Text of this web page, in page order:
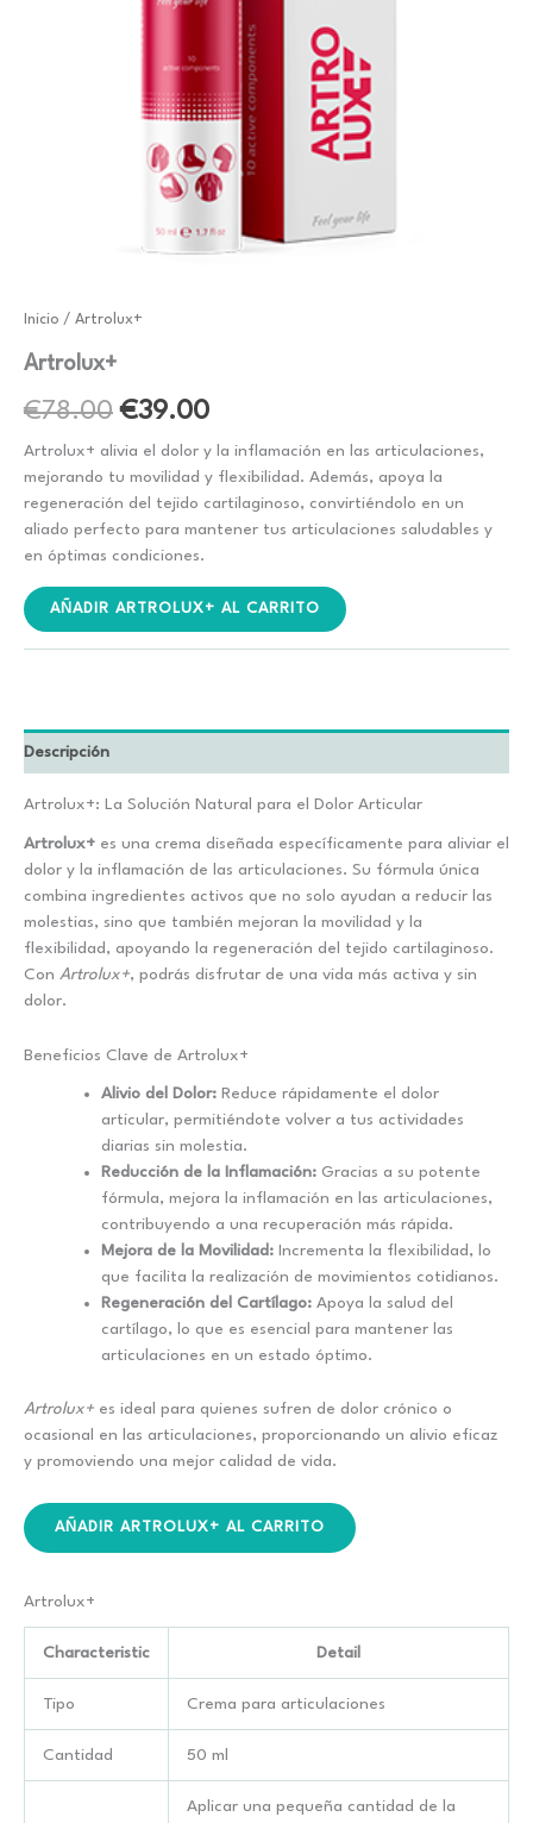
Inicio / Artrolux+
Artrolux+
€78.00 El
precio
original
era:
€78.00.
€39.00El
precio
actual
es:
€39.00.
Artrolux+ alivia el dolor y la inflamación en las articulaciones,
mejorando tu movilidad y flexibilidad. Además, apoya la
regeneración del tejido cartilaginoso, convirtiéndolo en un
aliado perfecto para mantener tus articulaciones saludables y
en óptimas condiciones.
AÑADIR ARTROLUX+ AL CARRITO
Descripción
Artrolux+: La Solución Natural para el Dolor Articular
Artrolux+ es una crema diseñada específicamente para aliviar el
dolor y la inflamación de las articulaciones. Su fórmula única
combina ingredientes activos que no solo ayudan a reducir las
molestias, sino que también mejoran la movilidad y la
flexibilidad, apoyando la regeneración del tejido cartilaginoso.
Con Artrolux+, podrás disfrutar de una vida más activa y sin
dolor.
Beneficios Clave de Artrolux+
Alivio del Dolor: Reduce rápidamente el dolor
articular, permitiéndote volver a tus actividades
diarias sin molestia.
Reducción de la Inflamación: Gracias a su potente
fórmula, mejora la inflamación en las articulaciones,
contribuyendo a una recuperación más rápida.
Mejora de la Movilidad: Incrementa la flexibilidad, lo
que facilita la realización de movimientos cotidianos.
Regeneración del Cartílago: Apoya la salud del
cartílago, lo que es esencial para mantener las
articulaciones en un estado óptimo.
Artrolux+ es ideal para quienes sufren de dolor crónico o
ocasional en las articulaciones, proporcionando un alivio eficaz
y promoviendo una mejor calidad de vida.
AÑADIR ARTROLUX+ AL CARRITO
Artrolux+
Characteristic Detail
Tipo Crema para articulaciones
Cantidad 50 ml
Aplicar una pequeña cantidad de la